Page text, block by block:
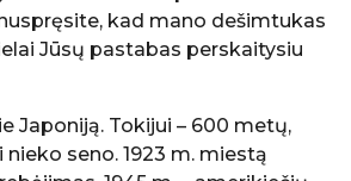
kad mano dešimtukas
Jūsų pastabas perskaitysiu
Japoniją. Tokijui – 600 metų,
seno. 1923 m. miestą